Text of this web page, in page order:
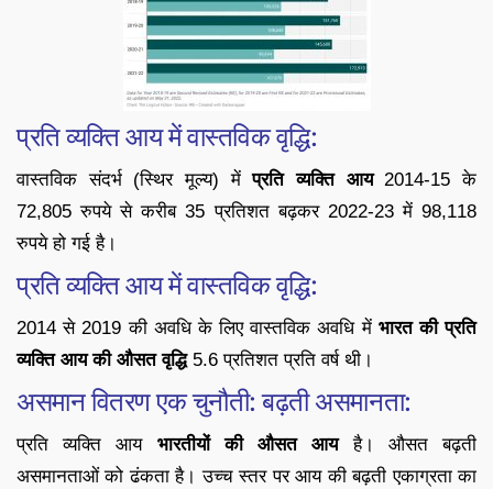
प्रति व्यक्ति आय में वास्तविक वृद्धि:
वास्तविक संदर्भ (स्थिर मूल्य) मेंप्रति व्यक्ति आय2014-15 के
72,805 रुपये से करीब 35 प्रतिशत बढ़कर 2022-23 में 98,118
रुपये हो गई है।
प्रति व्यक्ति आय में वास्तविक वृद्धि:
2014 से 2019 की अवधि के लिए वास्तविक अवधि में भारत की प्रति
व्यक्ति आय की औसत वृद्धि5.6 प्रतिशत प्रति वर्ष थी।
असमान वितरण एक चुनौती: बढ़ती असमानता:
प्रति व्यक्ति आय भारतीयों की औसत आयहै। औसत बढ़ती
असमानताओं को ढंकता है। उच्च स्तर पर आय की बढ़ती एकाग्रता का